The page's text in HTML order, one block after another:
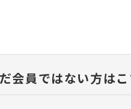
会員ではない方はこ